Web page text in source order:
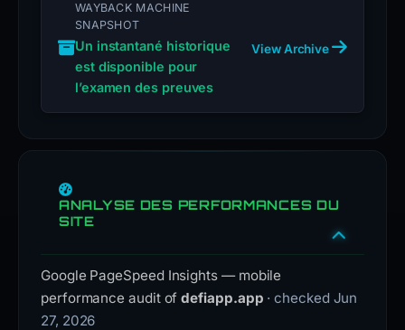
WAYBACK MACHINE
SNAPSHOT
Un instantané historique
est disponible pour
l’examen des preuves
View Archive
ANALYSE DES PERFORMANCES DU
SITE
Google PageSpeed Insights — mobile
performance audit ofdefiapp.app · checked Jun
27, 2026